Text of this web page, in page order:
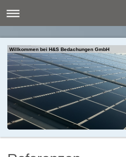
Willkommen bei H&S Bedachungen GmbH